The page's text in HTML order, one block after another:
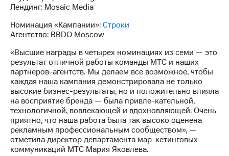
"МТС"
акционеров
Личный
акционера
Акционерный
капитал
Контроль
и
аудит
Рынок
акций
Описание
Программа
Лендинг: Mosaic Media
Номинация «Кампании»:Строки
Агентство: BBDO Moscow
«Высшие награды в четырех номинациях из семи — это
результат отличной работы команды МТС и наших
партнеров-агентств. Мы делаем все возможное, чтобы
каждая наша кампания демонстрировала не только
высокие бизнес-результаты, но и положительно влияла
на восприятие бренда — была привле-кательной,
технологичной, вовлекающей и вдохновляющей. Очень
приятно, что наша работа была так высоко оценена
рекламным профессиональным сообществом», —
отметила директор департамента мар-кетинговых
коммуникаций МТС Мария Яковлева.